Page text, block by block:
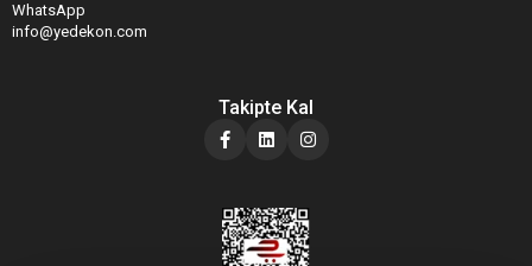
WhatsApp
info@yedekon.com
Takipte Kal